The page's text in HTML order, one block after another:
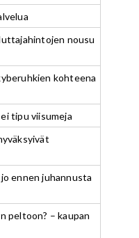
nousu
kohteena
tipu viisumeja
ennen juhannusta
peltoon? – kaupan